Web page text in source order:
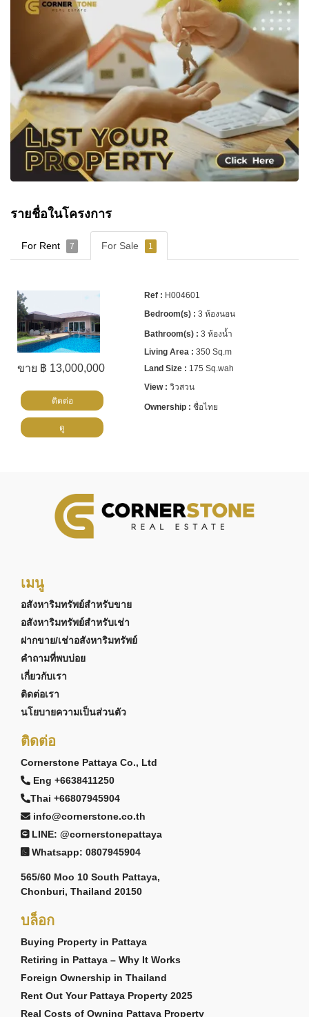
รายชื่อในโครงการ
For Rent 7 For Sale 1
ขาย ฿ 13,000,000
H004601
3 ห้องนอน
3 ห้องน้ำ
350 Sq.m
175 Sq.wah
วิวสวน
ชื่อไทย
ติดต่อ
ดู
เมนู
อสังหาริมทรัพย์สำหรับขาย
อสังหาริมทรัพย์สำหรับเช่า
ฝากขาย/เช่าอสังหาริมทรัพย์
คำถามที่พบบ่อย
เกี่ยวกับเรา
ติดต่อเรา
นโยบายความเป็นส่วนตัว
ติดต่อ
Cornerstone Pattaya Co., Ltd
Eng +6638411250
Thai +66807945904
info@cornerstone.co.th
LINE: @cornerstonepattaya
Whatsapp: 0807945904
565/60 Moo 10 South Pattaya,
Chonburi, Thailand 20150
บล็อก
Buying Property in Pattaya
Retiring in Pattaya – Why It Works
Foreign Ownership in Thailand
Rent Out Your Pattaya Property 2025
Real Costs of Owning Pattaya Property